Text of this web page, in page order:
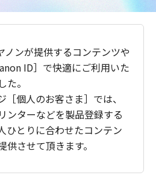
ノンが提供するコンテンツや
ID］で快適にご利用いた
。
個人のお客さま］では、
ンターなどを製品登録する
ひとりに合わせたコンテン
させて頂きます。